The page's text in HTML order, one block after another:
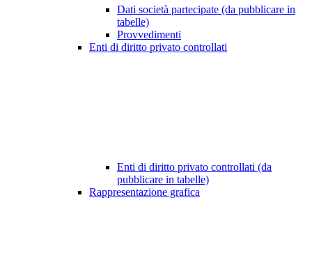
Dati società partecipate (da pubblicare in
tabelle)
Provvedimenti
Enti di diritto privato controllati
Enti di diritto privato controllati (da
pubblicare in tabelle)
Rappresentazione grafica